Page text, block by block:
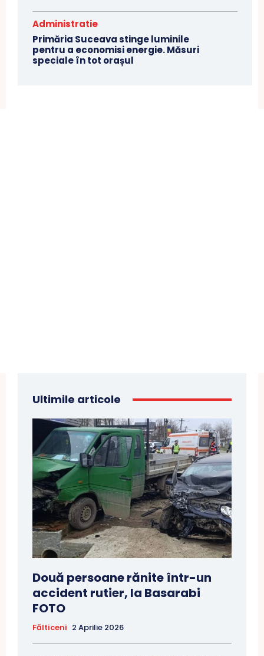
Administratie
Primăria Suceava stinge luminile
pentru a economisi energie. Măsuri
speciale în tot orașul
Ultimile articole
Două persoane rănite într-un
accident rutier, la Basarabi
FOTO
Fălticeni 2 Aprilie 2026